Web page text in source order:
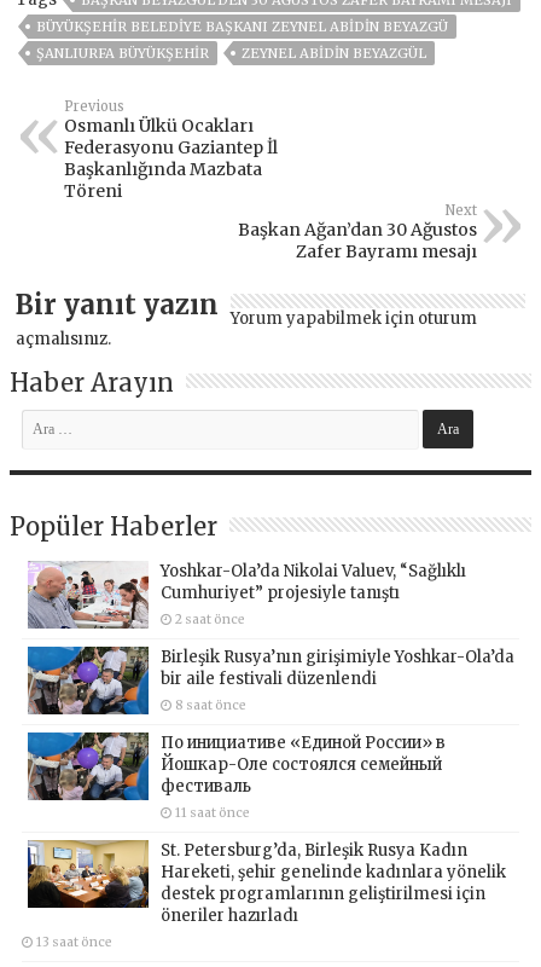
BÜYÜKŞEHIR BELEDIYE BAŞKANI ZEYNEL ABIDIN BEYAZGÜ
ŞANLIURFA BÜYÜKŞEHİR
ZEYNEL ABİDİN BEYAZGÜL
Previous
Osmanlı Ülkü Ocakları
Federasyonu Gaziantep İl
Başkanlığında Mazbata
Töreni
Next
Başkan Ağan’dan 30 Ağustos
Zafer Bayramı mesajı
Bir yanıt yazın Yorum yapabilmek için oturum
açmalısınız.
Haber Arayın
Popüler Haberler
Yoshkar-Ola’da Nikolai Valuev, “Sağlıklı
Cumhuriyet” projesiyle tanıştı
2 saat önce
Birleşik Rusya’nın girişimiyle Yoshkar-Ola’da
bir aile festivali düzenlendi
8 saat önce
По инициативе «Единой России» в
Йошкар-Оле состоялся семейный
фестиваль
11 saat önce
St. Petersburg’da, Birleşik Rusya Kadın
Hareketi, şehir genelinde kadınlara yönelik
destek programlarının geliştirilmesi için
öneriler hazırladı
13 saat önce